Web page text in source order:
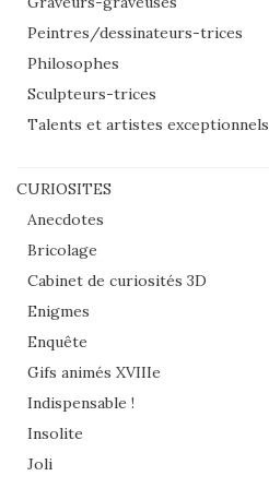
Peintres/dessinateurs-trices
Philosophes
Sculpteurs-trices
Talents et artistes exceptionnels
CURIOSITES
Anecdotes
Bricolage
Cabinet de curiosités 3D
Enigmes
Enquête
Gifs animés XVIIIe
Indispensable !
Insolite
Joli